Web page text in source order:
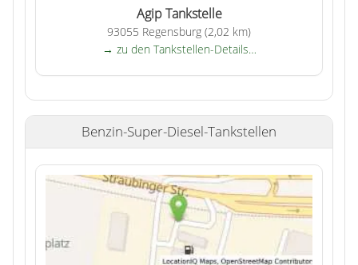
Agip Tankstelle
93055 Regensburg (2,02 km)
→ zu den Tankstellen-Details…
Benzin-Super-Diesel-Tankstellen